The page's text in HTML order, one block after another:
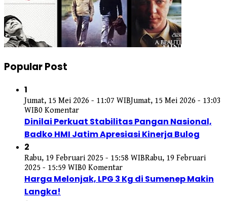
Popular Post
1
Jumat, 15 Mei 2026 - 11:07 WIBJumat, 15 Mei 2026 - 13:03
WIB0 Komentar
Dinilai Perkuat Stabilitas Pangan Nasional,
Badko HMI Jatim Apresiasi Kinerja Bulog
2
Rabu, 19 Februari 2025 - 15:58 WIBRabu, 19 Februari
2025 - 15:59 WIB0 Komentar
Harga Melonjak, LPG 3 Kg di Sumenep Makin
Langka!